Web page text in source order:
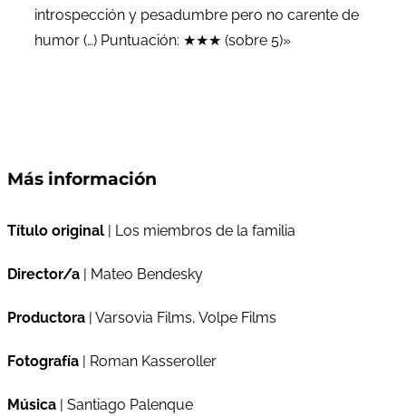
introspección y pesadumbre pero no carente de
humor (…) Puntuación: ★★★ (sobre 5)»
Más información
Título original | Los miembros de la familia
Director/a | Mateo Bendesky
Productora | Varsovia Films, Volpe Films
Fotografía | Roman Kasseroller
Música | Santiago Palenque